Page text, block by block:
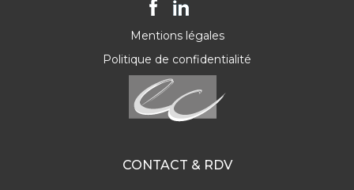
Mentions légales
Politique de confidentialité
CONTACT & RDV